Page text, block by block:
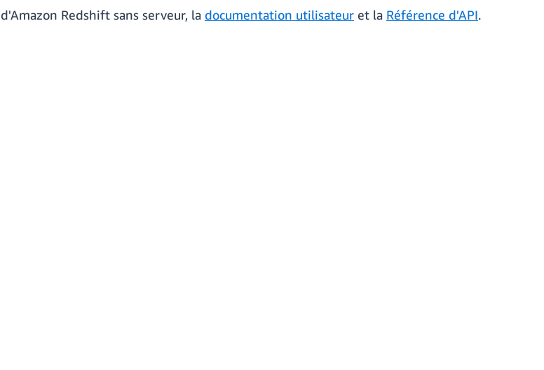
d'Amazon Redshift sans serveur, la documentation utilisateur et la Référence d'API.